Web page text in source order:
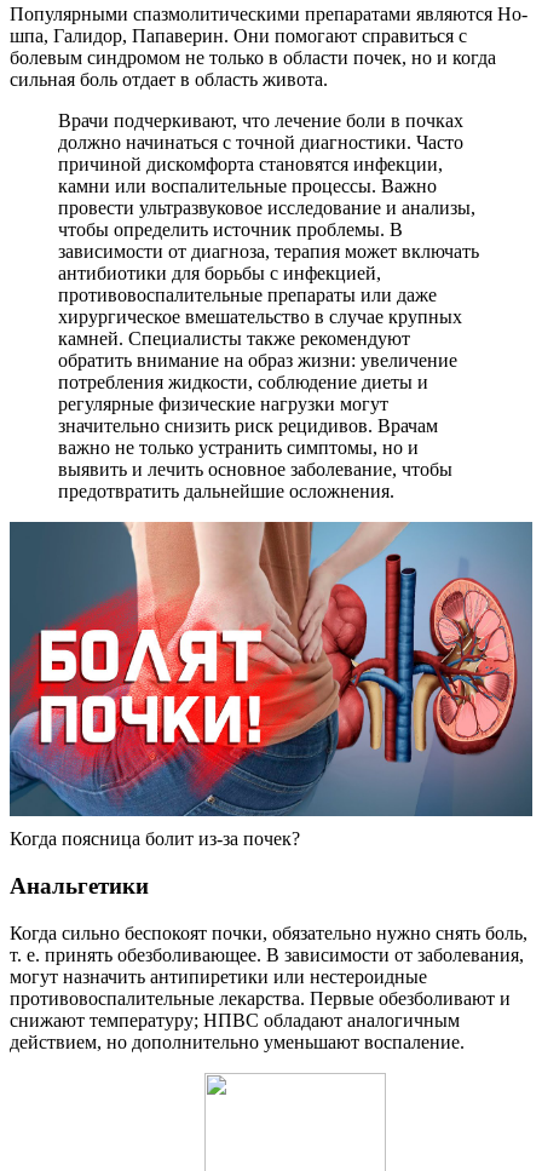
Популярными спазмолитическими препаратами являются Но-
шпа, Галидор, Папаверин. Они помогают справиться с
болевым синдромом не только в области почек, но и когда
сильная боль отдает в область живота.
Врачи подчеркивают, что лечение боли в почках
должно начинаться с точной диагностики. Часто
причиной дискомфорта становятся инфекции,
камни или воспалительные процессы. Важно
провести ультразвуковое исследование и анализы,
чтобы определить источник проблемы. В
зависимости от диагноза, терапия может включать
антибиотики для борьбы с инфекцией,
противовоспалительные препараты или даже
хирургическое вмешательство в случае крупных
камней. Специалисты также рекомендуют
обратить внимание на образ жизни: увеличение
потребления жидкости, соблюдение диеты и
регулярные физические нагрузки могут
значительно снизить риск рецидивов. Врачам
важно не только устранить симптомы, но и
выявить и лечить основное заболевание, чтобы
предотвратить дальнейшие осложнения.
Когда поясница болит из-за почек?
Анальгетики
Когда сильно беспокоят почки, обязательно нужно снять боль,
т. е. принять обезболивающее. В зависимости от заболевания,
могут назначить антипиретики или нестероидные
противовоспалительные лекарства. Первые обезболивают и
снижают температуру; НПВС обладают аналогичным
действием, но дополнительно уменьшают воспаление.